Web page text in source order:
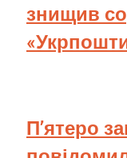
знищив
П’ятеро